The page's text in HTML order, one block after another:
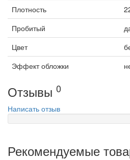
Плотность
Пробитый
Цвет
Эффект обложки
Отзывы 0
Написать отзыв
Рекомендуемые